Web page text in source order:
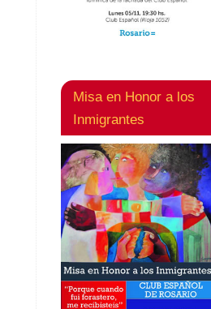
Misa en Honor a los
Inmigrantes